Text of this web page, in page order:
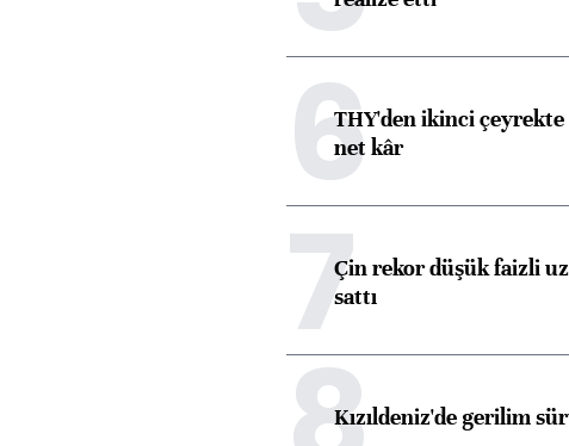
6THY'den ikinci
net kâr
7Çin rekor düşük faizli
sattı
Kızıldeniz'de gerilim